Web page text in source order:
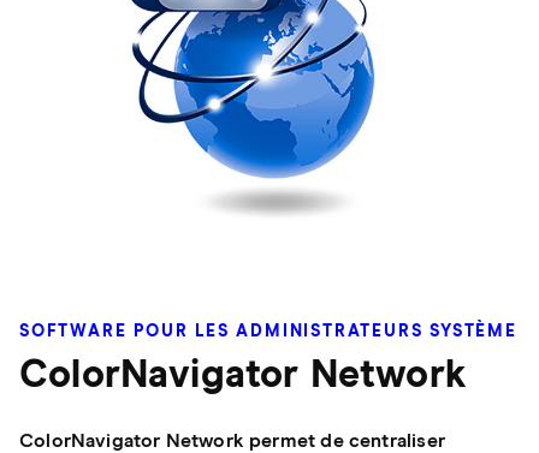
SOFTWARE POUR LES ADMINISTRATEURS SYSTÈME
ColorNavigator Network
ColorNavigator Network permet de centraliser